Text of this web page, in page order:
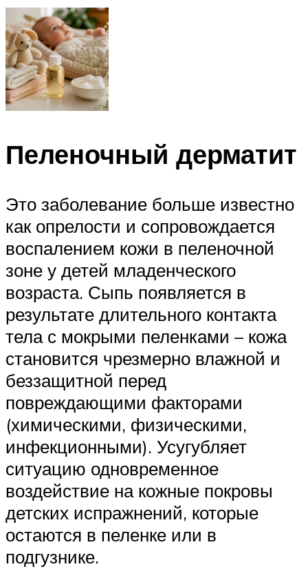
Пеленочный дерматит
Это заболевание больше известно
как опрелости и сопровождается
воспалением кожи в пеленочной
зоне у детей младенческого
возраста. Сыпь появляется в
результате длительного контакта
тела с мокрыми пеленками – кожа
становится чрезмерно влажной и
беззащитной перед
повреждающими факторами
(химическими, физическими,
инфекционными). Усугубляет
ситуацию одновременное
воздействие на кожные покровы
детских испражнений, которые
остаются в пеленке или в
подгузнике.